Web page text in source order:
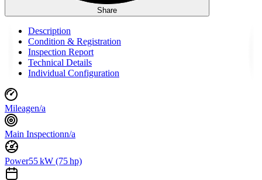
Share
Description
Condition & Registration
Inspection Report
Technical Details
Individual Configuration
Mileagen/a
Main Inspectionn/a
Power55 kW (75 hp)